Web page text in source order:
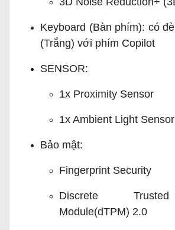
Keyboard (Bàn phím): có
(Trắng) với phím Copilot
SENSOR:
1x Proximity Sensor
1x Ambient Light Sensor
Bảo mật:
Fingerprint Security
Discrete
Module(dTPM) 2.0